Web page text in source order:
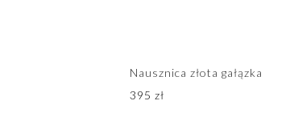
Nausznica złota gałązka
395 zł